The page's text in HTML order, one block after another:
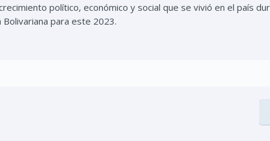
político, económico y social que se vivió en el país
para este 2023.